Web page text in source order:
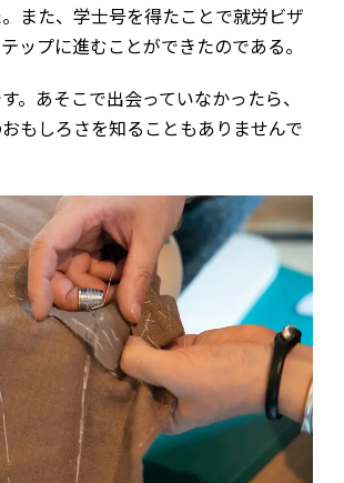
また、学士号を得たことで就労ビザ
ップに進むことができたのである。
。あそこで出会っていなかったら、
もしろさを知ることもありませんで